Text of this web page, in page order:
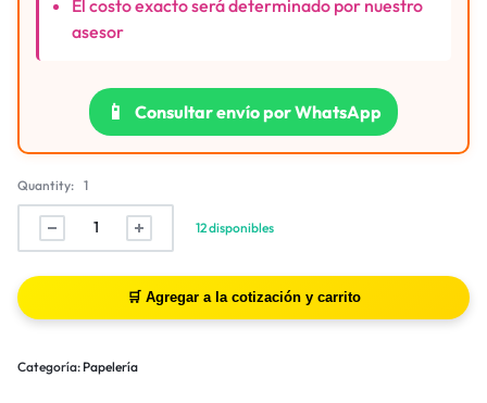
El costo exacto será determinado por nuestro
asesor
📱 Consultar envío por WhatsApp
Quantity: 1
12 disponibles
Categoría: Papelería